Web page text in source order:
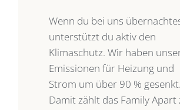
Wenn du bei uns
unterstützt du aktiv den
Klimaschutz. Wir haben
Emissionen für Heizung und
Strom um über 90 % gesenkt.
Damit zählt das Family Apart